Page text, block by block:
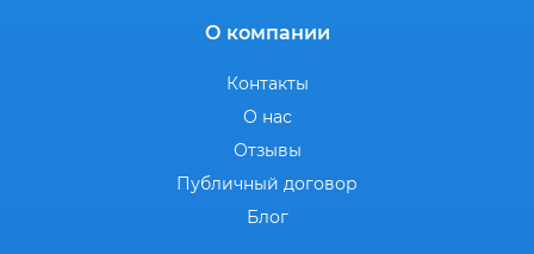
О компании
Контакты
О нас
Отзывы
Публичный договор
Блог